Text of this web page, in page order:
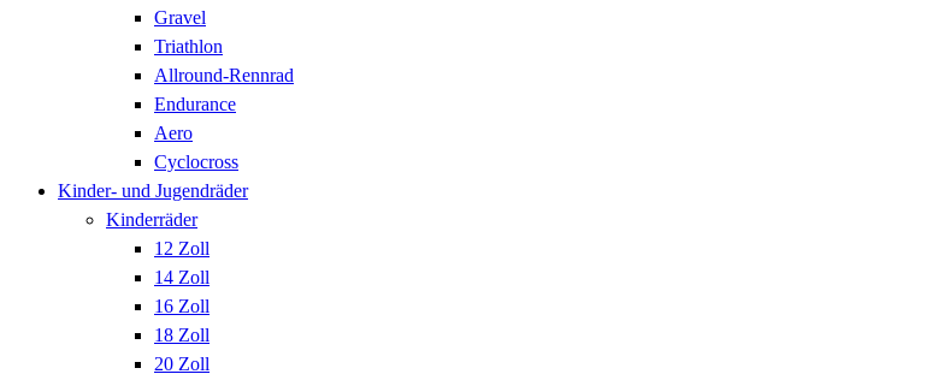
Gravel
Triathlon
Allround-Rennrad
Endurance
Aero
Cyclocross
Kinder- und Jugendräder
Kinderräder
12 Zoll
14 Zoll
16 Zoll
18 Zoll
20 Zoll